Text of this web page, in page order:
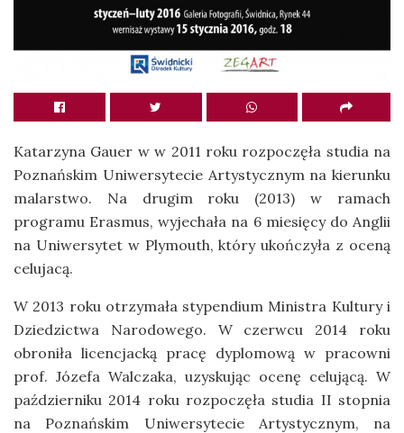
Katarzyna Gauer w w 2011 roku rozpoczęła studia na
Poznańskim Uniwersytecie Artystycznym na kierunku
malarstwo. Na drugim roku (2013) w ramach
programu Erasmus, wyjechała na 6 miesięcy do Anglii
na Uniwersytet w Plymouth, który ukończyła z oceną
celujacą.
W 2013 roku otrzymała stypendium Ministra Kultury i
Dziedzictwa Narodowego. W czerwcu 2014 roku
obroniła licencjacką pracę dyplomową w pracowni
prof. Józefa Walczaka, uzyskując ocenę celującą. W
październiku 2014 roku rozpoczęła studia II stopnia
na Poznańskim Uniwersytecie Artystycznym, na